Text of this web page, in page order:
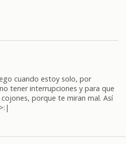
cuando estoy solo, por
tener interrupciones y para que
porque te miran mal. Así